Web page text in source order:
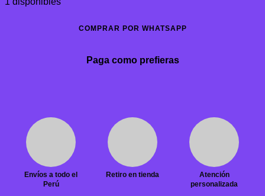
COMPRAR POR WHATSAPP
Paga como prefieras
Envíos a todo el
Perú
Retiro en tienda
Atención
personalizada